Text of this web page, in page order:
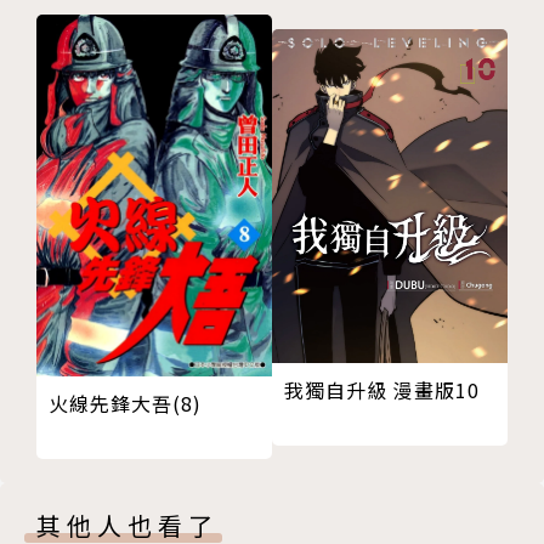
火線先鋒大吾(8) 我獨自升級 漫畫版10
其他人也看了